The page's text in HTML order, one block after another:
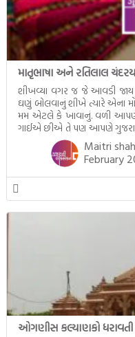
માતૃભાષા અને રતિલાલ
શીખવ્યા વગર જ જે આવડી
ઘણું બોલવાનું શીખે ત્યારે એના
મમ એટલે કે ખાવાનું. વળી આપણે
ગાઈએ છીએ તે પણ આપણે
આમ બાળકને […]
Maitri shah
February